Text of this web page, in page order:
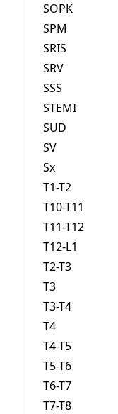
SOPK
SPM
SRIS
SRV
SSS
STEMI
SUD
SV
Sx
T1-T2
T10-T11
T11-T12
T12-L1
T2-T3
T3
T3-T4
T4
T4-T5
T5-T6
T6-T7
T7-T8